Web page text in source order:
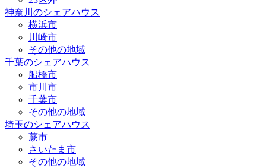
神奈川のシェアハウス
横浜市
川崎市
その他の地域
千葉のシェアハウス
船橋市
市川市
千葉市
その他の地域
埼玉のシェアハウス
蕨市
さいたま市
その他の地域